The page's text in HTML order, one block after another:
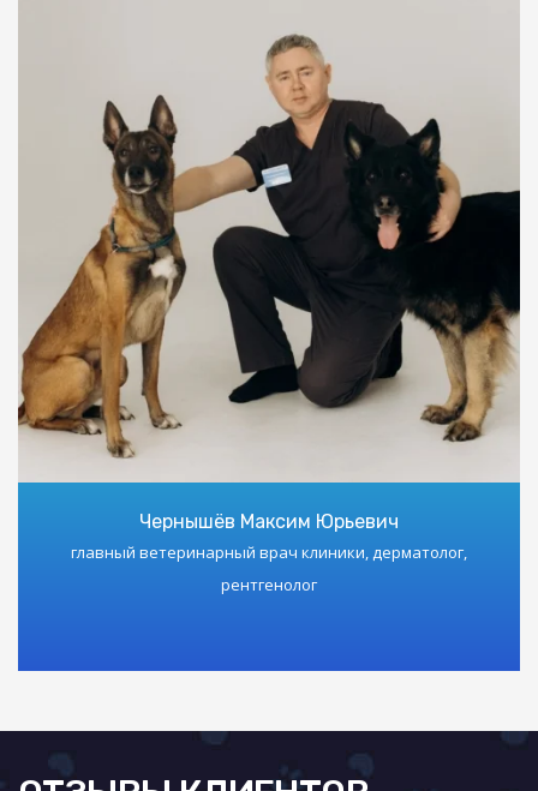
Чернышёв Максим Юрьевич
главный ветеринарный врач клиники, дерматолог,
рентгенолог